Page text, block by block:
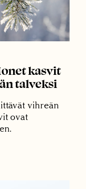
kasvit
talveksi
vihreän
ovat